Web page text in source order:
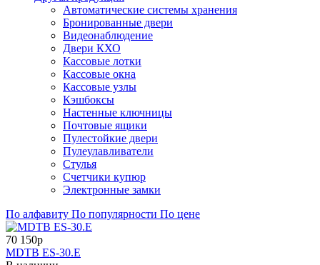
Автоматические системы хранения
Бронированные двери
Видеонаблюдение
Двери КХО
Кассовые лотки
Кассовые окна
Кассовые узлы
Кэшбоксы
Настенные ключницы
Почтовые ящики
Пулестойкие двери
Пулеулавливатели
Стулья
Счетчики купюр
Электронные замки
По алфавиту По популярности По цене
70 150р
MDTB ES-30.Е